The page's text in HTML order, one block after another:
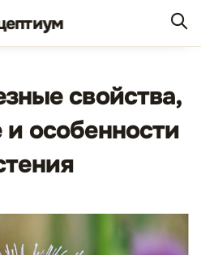
иум
свойства,
особенности